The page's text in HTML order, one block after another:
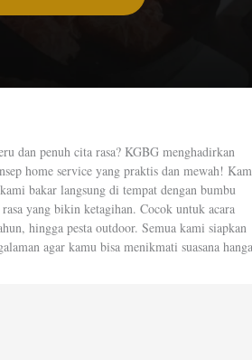
dan penuh cita rasa? KGBG menghadirkan
home service yang praktis dan mewah!
bakar langsung di tempat dengan bumbu
yang bikin ketagihan. Cocok untuk acara
hingga pesta outdoor. Semua kami siapkan
agar kamu bisa menikmati suasana